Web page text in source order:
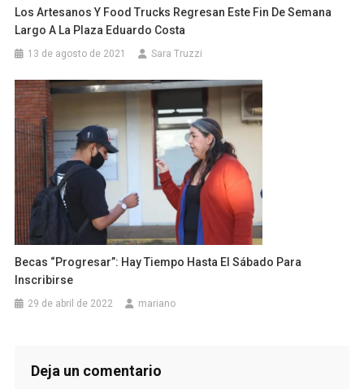
Los Artesanos Y Food Trucks Regresan Este Fin De Semana
Largo A La Plaza Eduardo Costa
13 de agosto de 2021 Sara Truzzi
Becas “Progresar”: Hay Tiempo Hasta El Sábado Para
Inscribirse
29 de abril de 2022 mariano
Deja un comentario